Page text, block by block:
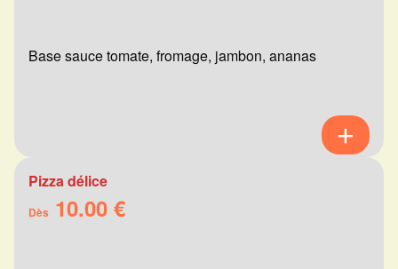
Base sauce tomate, fromage, jambon, ananas
Pizza délice
Dès 10.00 €